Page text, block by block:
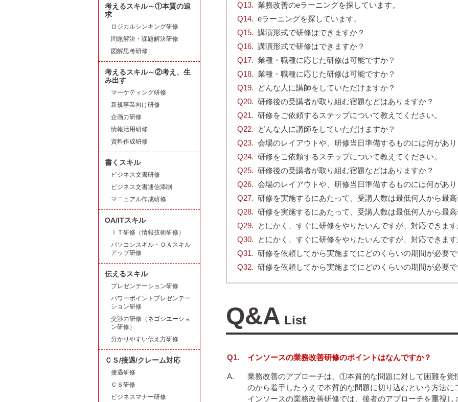
業務改善のeラーニングを探しています。
eラーニングを探しています。
講演形式で研修はできますか？
講演形式で研修はできますか？
業種・職種に応じた研修は可能ですか？
業種・職種に応じた研修は可能ですか？
どんな人に講師をしていただけますか？
研修後の受講者が取り組む宿題などはありますか？
研修をご依頼するステップについて教えてください。
どんな人に講師をしていただけますか？
会場のレイアウトや、研修当日準備するものには何があ
研修をご依頼するステップについて教えてください。
研修後の受講者が取り組む宿題などはありますか？
会場のレイアウトや、研修当日準備するものには何があ
研修を実施するにあたって、受講人数は最低何人から最
研修を実施するにあたって、受講人数は最低何人から最
とにかく、すぐに研修をやりたいんですが、対応できま
とにかく、すぐに研修をやりたいんですが、対応できま
研修を依頼してから実施までにどのくらいの期間が必要
研修を依頼してから実施までにどのくらいの期間が必要
Q&A List
インソースの業務改善研修のポイントはなんですか？
業務改善のアプローチは、①本質的な問題に対して困難を
のから着手したうえで本質的な問題に切り込むという方法に
インソースの業務改善研修では、後者のアプローチを重視し
考えるスキル～①本質の追
求
ロジカルシンキング研修
問題解決・課題解決研修
図解思考研修
考えるスキル～②考え、生
み出す
マーケティング研修
新規事業向け研修
企画力研修
情報活用研修
資料作成研修
書くスキル
ビジネス文書研修
ビジネス文書通信添削
マニュアル作成研修
OA/ITスキル
ＩＴ研修（情報技術研修）
パソコンスキル・ＯＡスキル
アップ研修
伝えるスキル
プレゼンテーション研修
パワーポイントプレゼンテー
ション研修
交渉力研修（ネゴシエーショ
ン研修）
分かりやすい伝え方研修
ＣＳ/接遇/クレーム対応
接遇研修
ＣＳ研修
ビジネスマナー研修